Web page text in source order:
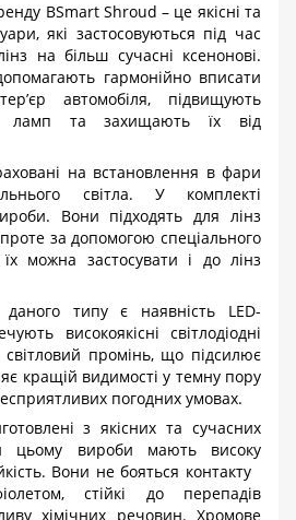
BSmart Shroud – це якісні та
які застосовуються під час
на більш сучасні ксенонові.
гармонійно вписати
автомобіля, підвищують
ламп та захищають їх від
на встановлення в фари
світла. У комплекті
Вони підходять для лінз
за допомогою спеціального
їх можна застосувати і до лінз
даного типу є наявність LED-
високоякісні світлодіодні
промінь, що підсилює
кращій видимості у темну пору
погодних умовах.
з якісних та сучасних
цьому вироби мають високу
Вони не бояться контакту
стійкі до перепадів
хімічних речовин. Хромове